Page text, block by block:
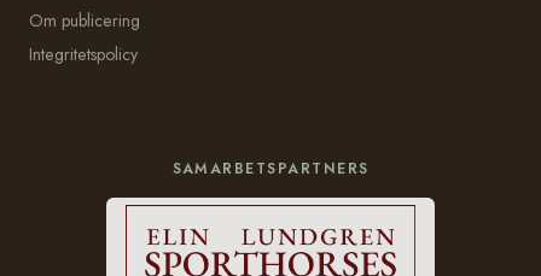
Om publicering
Integritetspolicy
SAMARBETSPARTNERS